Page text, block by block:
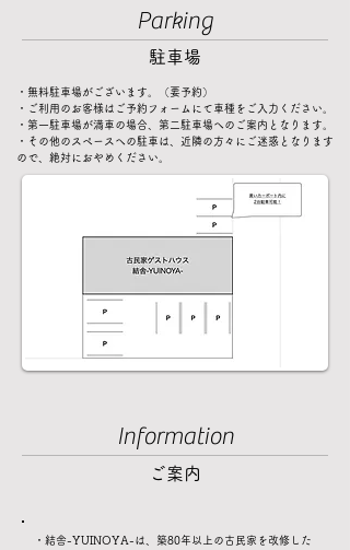
Parking
駐車場
・無料駐車場がございます。（要予約）
・ご利用のお客様はご予約フォームにて車種をご入力ください。
・第一駐車場が満車の場合、第二駐車場へのご案内となります。​
・その他のスペースへの駐車は、近隣の方々にご迷惑となります
ので、絶対におやめください。
Information
ご案内
・結舎-YUINOYA-は、築80年以上の古民家を改修した